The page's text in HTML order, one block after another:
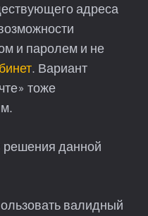
адреса
и паролем и не
. Вариант
тоже
решения данной
валидный